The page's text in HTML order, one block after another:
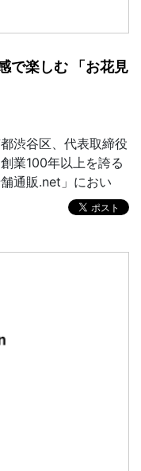
で楽しむ 「お花見
渋谷区、代表取締役
業100年以上を誇る
通販.net」におい